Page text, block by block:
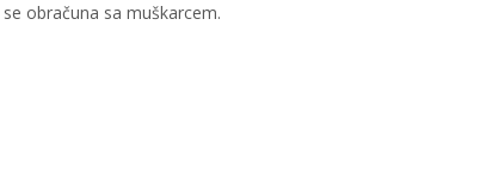
obračuna sa muškarcem.